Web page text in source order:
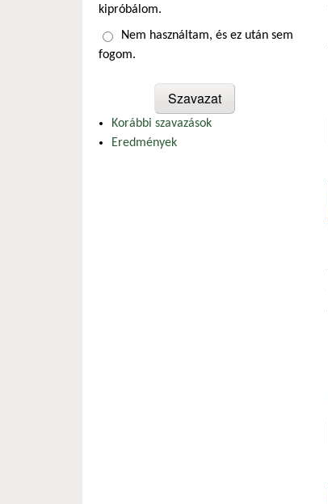
kipróbálom.
Nem használtam, és ez után sem
fogom.
Korábbi szavazások
Eredmények